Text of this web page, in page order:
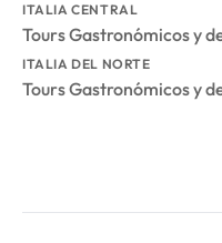
ITALIA CENTRAL
Tours Gastronómicos y
ITALIA DEL NORTE
Tours Gastronómicos y